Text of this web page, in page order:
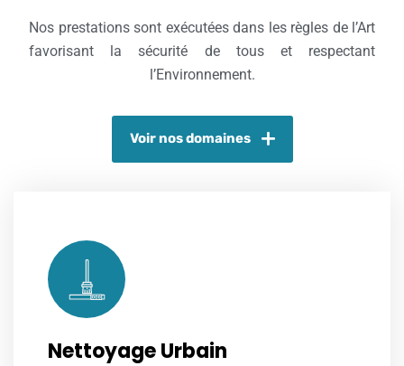
Nos prestations sont exécutées dans les règles de l’Art
favorisant la sécurité de tous et respectant
l’Environnement.
Voir nos domaines
Nettoyage Urbain